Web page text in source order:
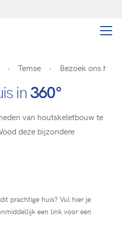
Temse Bezoek ons huis
in360°
van houtskeletbouw te
deze bijzondere
prachtige huis? Vul hier je
een link voor een